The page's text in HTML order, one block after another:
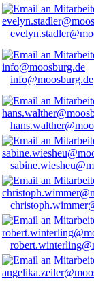
info@moosburg.de